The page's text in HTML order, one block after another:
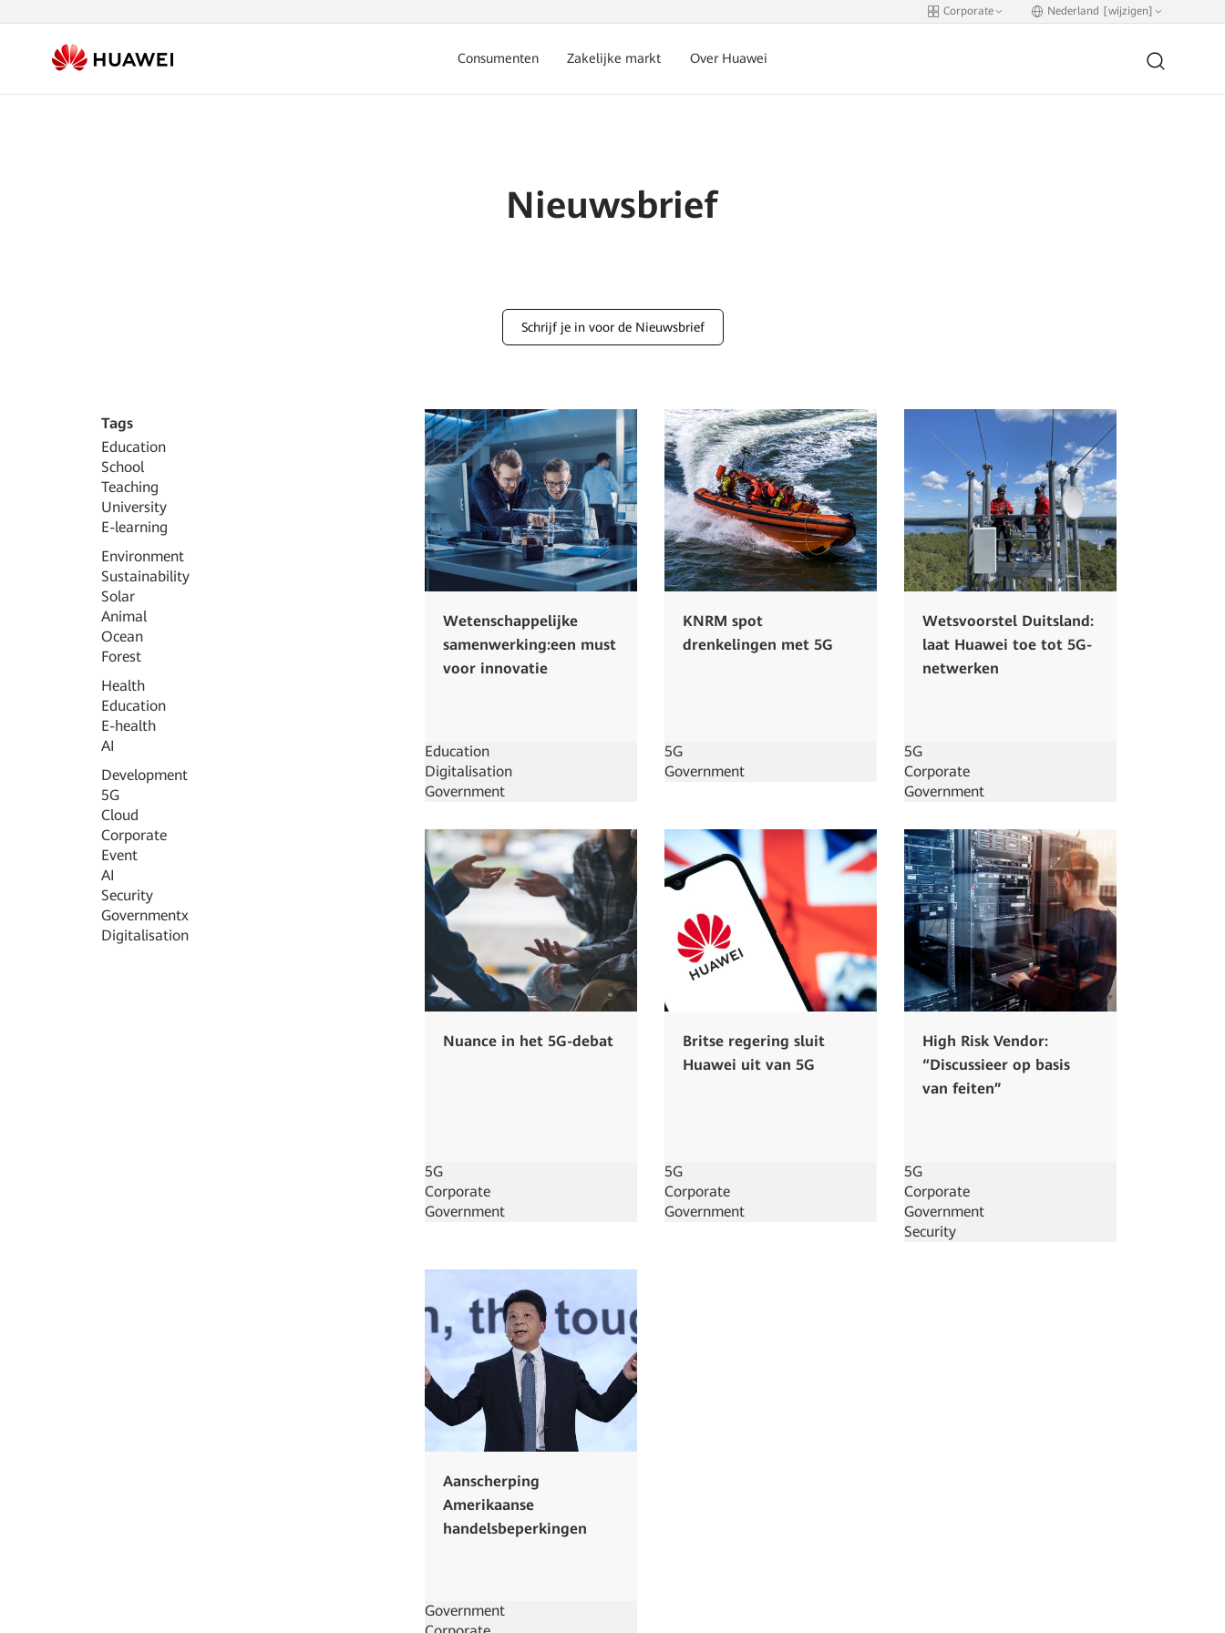
Corporate Nederland [wijzigen]
Consumenten Zakelijke markt Over Huawei
Nieuwsbrief
Schrijf je in voor de Nieuwsbrief
Tags
Education
School
Teaching
University
E-learning
Environment
Sustainability
Solar
Animal
Ocean
Forest
Health
Education
E-health
AI
Development
5G
Cloud
Corporate
Event
AI
Security
Governmentx
Digitalisation
Wetenschappelijke
samenwerking:een must
voor innovatie
Education
Digitalisation
Government
KNRM spot
drenkelingen met 5G
5G
Government
Wetsvoorstel Duitsland:
laat Huawei toe tot 5G-
netwerken
5G
Corporate
Government
Nuance in het 5G-debat
5G
Corporate
Government
Britse regering sluit
Huawei uit van 5G
5G
Corporate
Government
High Risk Vendor:
“Discussieer op basis
van feiten”
5G
Corporate
Government
Security
Aanscherping
Amerikaanse
handelsbeperkingen
Government